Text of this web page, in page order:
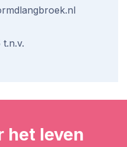
het leven